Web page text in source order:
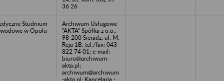
36 26
Studnium
w Opolu
Archiwum Usługowe
"AKTA" Spółka z o.o.,
98-200 Sieradz, ul. M.
Reja 1B, tel./fax: 043
822 74 01; e-mail:
biuro@archiwum-
akta.pl;
archiwum@archiwum
-akta.pl; Kancelaria -